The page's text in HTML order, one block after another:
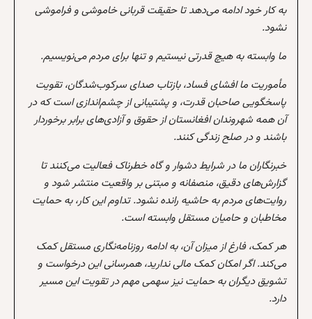
به کار خود ادامه می‌دهد تا حقیقت قربانی خاموشی و فراموشی
نشود.
ما وابسته به هیچ قدرتی نیستیم و تنها برای مردم می‌نویسیم.
مأموریت ما افشای فساد، بازتاب صدای سرکوب‌شدگان، تقویت
پاسخگویی صاحبان قدرت، و پشتیبانی از چشم‌اندازی است که در
آن همه شهروندان افغانستان از حقوق و آزادی‌های برابر برخوردار
باشند و در صلح زندگی کنند.
خبرنگاران ما در شرایط دشوار و گاه خطرناک فعالیت می‌کنند تا
گزارش‌های دقیق، منصفانه و مبتنی بر واقعیت منتشر شود و
روایت‌های مردم به حاشیه رانده نشود. تداوم این کار، به حمایت
مخاطبان و حامیان مستقل وابسته است.
هر کمک، فارغ از میزان آن، به ادامه روزنامه‌نگاری مستقل کمک
می‌کند. اگر امکان کمک مالی ندارید، همرسانی این درخواست و
تشویق دیگران به حمایت نیز سهمی مهم در تقویت این مسیر
دارد.